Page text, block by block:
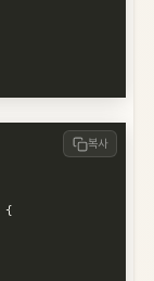
{
복사